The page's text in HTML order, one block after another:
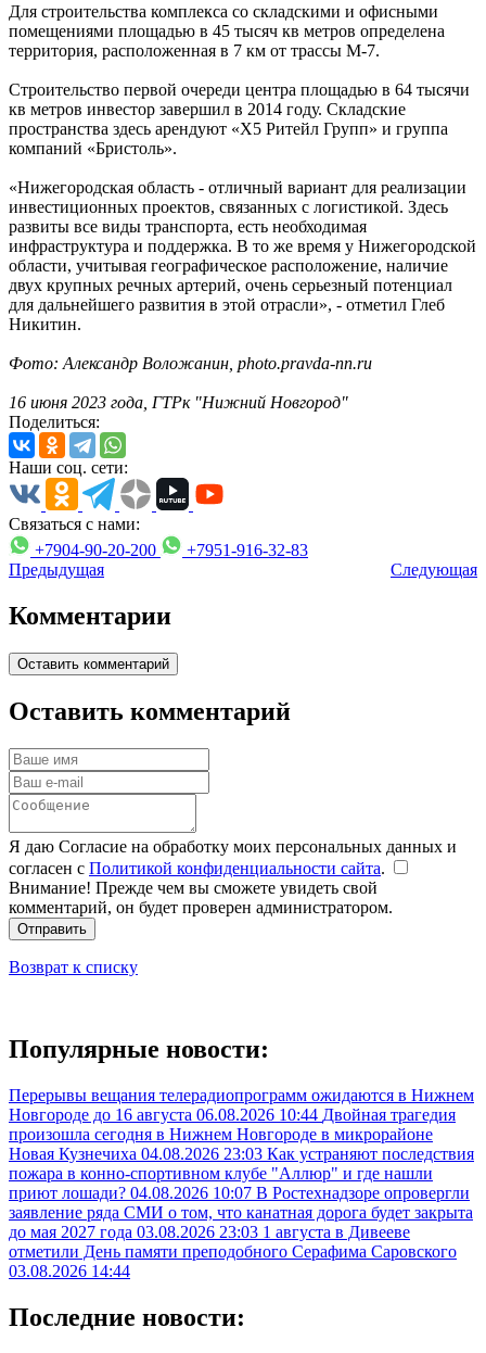
Для строительства комплекса со складскими и офисными
помещениями площадью в 45 тысяч кв метров определена
территория, расположенная в 7 км от трассы М-7.
Строительство первой очереди центра площадью в 64 тысячи
кв метров инвестор завершил в 2014 году. Складские
пространства здесь арендуют «X5 Ритейл Групп» и группа
компаний «Бристоль».
«Нижегородская область - отличный вариант для реализации
инвестиционных проектов, связанных с логистикой. Здесь
развиты все виды транспорта, есть необходимая
инфраструктура и поддержка. В то же время у Нижегородской
области, учитывая географическое расположение, наличие
двух крупных речных артерий, очень серьезный потенциал
для дальнейшего развития в этой отрасли», - отметил Глеб
Никитин.
Фото: Александр Воложанин, photo.pravda-nn.ru
16 июня 2023 года, ГТРк "Нижний Новгород"
Поделиться:
Наши соц. сети:
Связаться с нами:
+7904-90-20-200
+7951-916-32-83
Предыдущая
Следующая
Комментарии
Оставить комментарий
Оставить комментарий
Я даю Согласие на обработку моих персональных данных и
согласен с Политикой конфиденциальности сайта.
Внимание! Прежде чем вы сможете увидеть свой
комментарий, он будет проверен администратором.
Отправить
Возврат к списку
Популярные новости:
Перерывы вещания телерадиопрограмм ожидаются в Нижнем
Новгороде до 16 августа 06.08.2026 10:44 Двойная трагедия
произошла сегодня в Нижнем Новгороде в микрорайоне
Новая Кузнечиха 04.08.2026 23:03 Как устраняют последствия
пожара в конно-спортивном клубе "Аллюр" и где нашли
приют лошади? 04.08.2026 10:07 В Ростехнадзоре опровергли
заявление ряда СМИ о том, что канатная дорога будет закрыта
до мая 2027 года 03.08.2026 23:03 1 августа в Дивееве
отметили День памяти преподобного Серафима Саровского
03.08.2026 14:44
Последние новости: